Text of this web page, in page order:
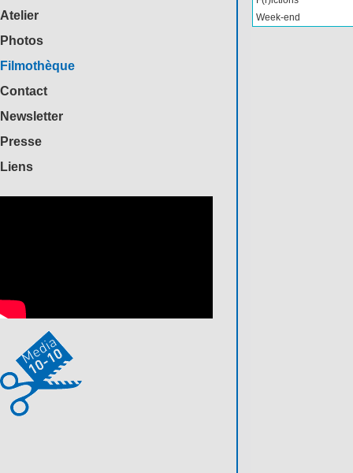
Atelier
Photos
Filmothèque
Contact
Newsletter
Presse
Liens
Week-end